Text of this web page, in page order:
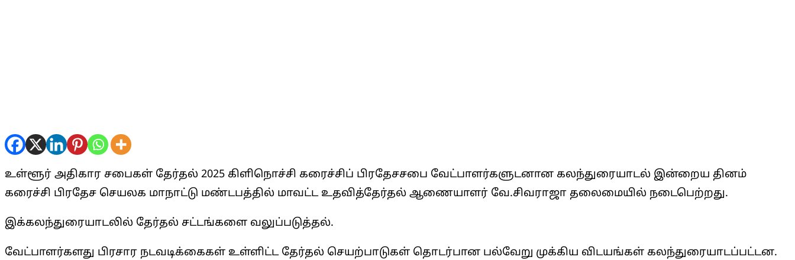
உள்ளூர் அதிகார சபைகள் தேர்தல் 2025 கிளிநொச்சி கரைச்சிப் பிரதேசசபை வேட்பாளர்களுடனான கலந்துரையாடல் இன்றைய தினம்
கரைச்சி பிரதேச செயலக மாநாட்டு மண்டபத்தில் மாவட்ட உதவித்தேர்தல் ஆணையாளர் வே.சிவராஜா தலைமையில் நடைபெற்றது.
இக்கலந்துரையாடலில் தேர்தல் சட்டங்களை வலுப்படுத்தல்.
வேட்பாளர்களது பிரசார நடவடிக்கைகள் உள்ளிட்ட தேர்தல் செயற்பாடுகள் தொடர்பான பல்வேறு முக்கிய விடயங்கள் கலந்துரையாடப்பட்டன.